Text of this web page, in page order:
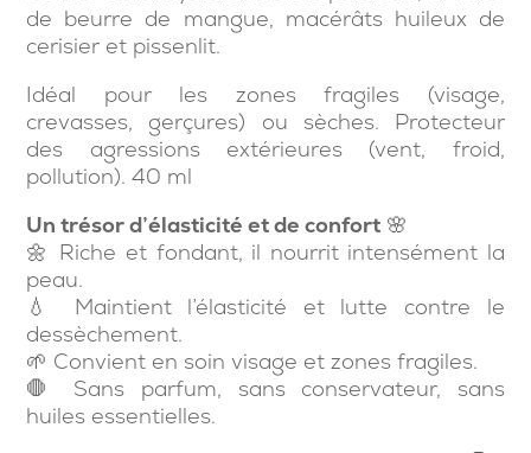
de beurre de mangue, macérâts huileux de
cerisier et pissenlit.
Idéal pour les zones fragiles (visage,
crevasses, gerçures) ou sèches. Protecteur
des agressions extérieures (vent, froid,
pollution). 40 ml
Un trésor d’élasticité et de confort 🌸
🌼 Riche et fondant, il nourrit intensément la
peau.
💧 Maintient l’élasticité et lutte contre le
dessèchement.
🌱 Convient en soin visage et zones fragiles.
🛑 Sans parfum, sans conservateur, sans
huiles essentielles.